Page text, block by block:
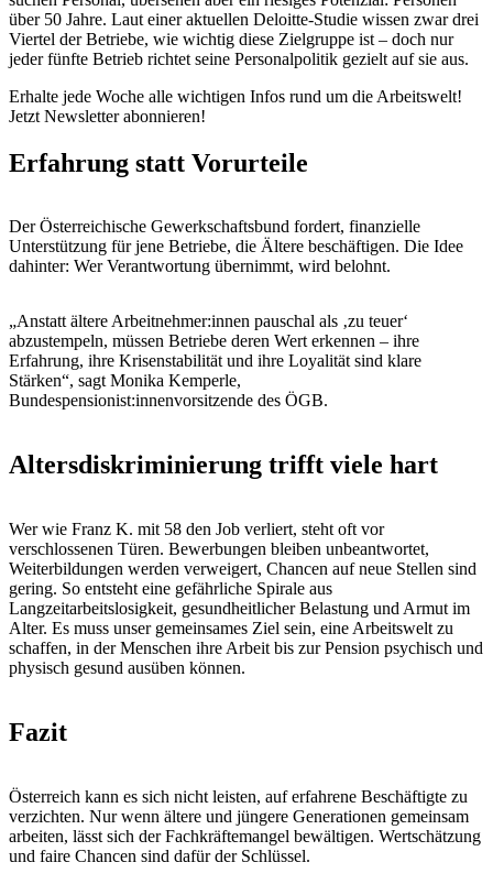
über 50 Jahre. Laut einer aktuellen Deloitte-Studie wissen zwar drei
Viertel der Betriebe, wie wichtig diese Zielgruppe ist – doch nur
jeder fünfte Betrieb richtet seine Personalpolitik gezielt auf sie aus.
Erhalte jede Woche alle wichtigen Infos rund um die Arbeitswelt!
Jetzt Newsletter abonnieren!
Erfahrung statt Vorurteile
Der Österreichische Gewerkschaftsbund fordert, finanzielle
Unterstützung für jene Betriebe, die Ältere beschäftigen. Die Idee
dahinter: Wer Verantwortung übernimmt, wird belohnt.
„Anstatt ältere Arbeitnehmer:innen pauschal als ‚zu teuer‘
abzustempeln, müssen Betriebe deren Wert erkennen – ihre
Erfahrung, ihre Krisenstabilität und ihre Loyalität sind klare
Stärken“, sagt Monika Kemperle,
Bundespensionist:innenvorsitzende des ÖGB.
Altersdiskriminierung trifft viele hart
Wer wie Franz K. mit 58 den Job verliert, steht oft vor
verschlossenen Türen. Bewerbungen bleiben unbeantwortet,
Weiterbildungen werden verweigert, Chancen auf neue Stellen sind
gering. So entsteht eine gefährliche Spirale aus
Langzeitarbeitslosigkeit, gesundheitlicher Belastung und Armut im
Alter. Es muss unser gemeinsames Ziel sein, eine Arbeitswelt zu
schaffen, in der Menschen ihre Arbeit bis zur Pension psychisch und
physisch gesund ausüben können.
Fazit
Österreich kann es sich nicht leisten, auf erfahrene Beschäftigte zu
verzichten. Nur wenn ältere und jüngere Generationen gemeinsam
arbeiten, lässt sich der Fachkräftemangel bewältigen. Wertschätzung
und faire Chancen sind dafür der Schlüssel.